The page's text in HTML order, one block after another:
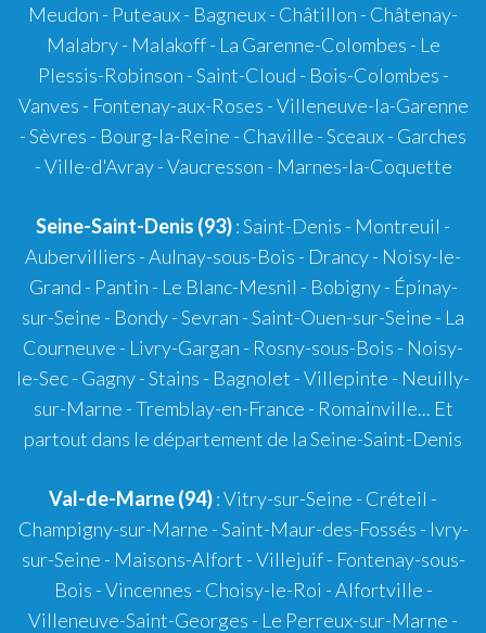
Meudon - Puteaux - Bagneux - Châtillon - Châtenay-
Malabry - Malakoff - La Garenne-Colombes - Le
Plessis-Robinson - Saint-Cloud - Bois-Colombes -
Vanves - Fontenay-aux-Roses - Villeneuve-la-Garenne
- Sèvres - Bourg-la-Reine - Chaville - Sceaux - Garches
- Ville-d'Avray - Vaucresson - Marnes-la-Coquette
Seine-Saint-Denis (93): Saint-Denis - Montreuil -
Aubervilliers - Aulnay-sous-Bois - Drancy - Noisy-le-
Grand - Pantin - Le Blanc-Mesnil - Bobigny - Épinay-
sur-Seine - Bondy - Sevran - Saint-Ouen-sur-Seine - La
Courneuve - Livry-Gargan - Rosny-sous-Bois - Noisy-
le-Sec - Gagny - Stains - Bagnolet - Villepinte - Neuilly-
sur-Marne - Tremblay-en-France - Romainville... Et
partout dans le département de la Seine-Saint-Denis
Val-de-Marne (94): Vitry-sur-Seine - Créteil -
Champigny-sur-Marne - Saint-Maur-des-Fossés - Ivry-
sur-Seine - Maisons-Alfort - Villejuif - Fontenay-sous-
Bois - Vincennes - Choisy-le-Roi - Alfortville -
Villeneuve-Saint-Georges - Le Perreux-sur-Marne -